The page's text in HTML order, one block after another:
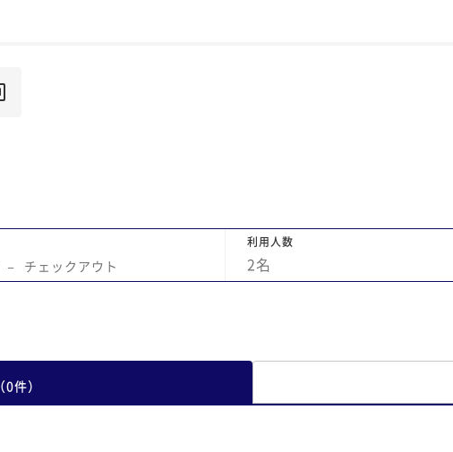
− チェックアウト
利用人数
2名
（0件）